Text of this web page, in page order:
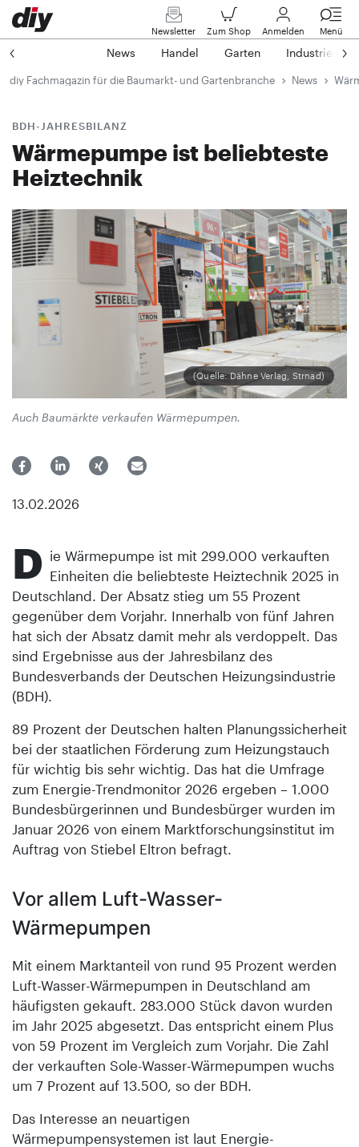
Newsletter Zum Shop Anmelden Menü
News Handel Garten Industrie
diy Fachmagazin für die Baumarkt- und Gartenbranche News
BDH-JAHRESBILANZ
Wärmepumpe ist beliebteste
Heiztechnik
(Quelle: Dähne Verlag, Strnad)
Auch Baumärkte verkaufen Wärmepumpen.
13.02.2026
D ie Wärmepumpe ist mit 299.000 verkauften
Einheiten die beliebteste Heiztechnik 2025 in
Deutschland. Der Absatz stieg um 55 Prozent
gegenüber dem Vorjahr. Innerhalb von fünf Jahren
hat sich der Absatz damit mehr als verdoppelt. Das
sind Ergebnisse aus der Jahresbilanz des
Bundesverbands der Deutschen Heizungsindustrie
(BDH).
89 Prozent der Deutschen halten Planungssicherheit
bei der staatlichen Förderung zum Heizungstauch
für wichtig bis sehr wichtig. Das hat die Umfrage
zum Energie-Trendmonitor 2026 ergeben – 1.000
Bundesbürgerinnen und Bundesbürger wurden im
Januar 2026 von einem Marktforschungsinstitut im
Auftrag von Stiebel Eltron befragt.
Vor allem Luft-Wasser-
Wärmepumpen
Mit einem Marktanteil von rund 95 Prozent werden
Luft-Wasser-Wärmepumpen in Deutschland am
häufigsten gekauft. 283.000 Stück davon wurden
im Jahr 2025 abgesetzt. Das entspricht einem Plus
von 59 Prozent im Vergleich zum Vorjahr. Die Zahl
der verkauften Sole-Wasser-Wärmepumpen wuchs
um 7 Prozent auf 13.500, so der BDH.
Das Interesse an neuartigen
Wärmepumpensystemen ist laut Energie-